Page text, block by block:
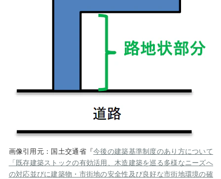
画像引用元：国土交通省『今後の建築基準制度のあり方について
「既存建築ストックの有効活用、木造建築を巡る多様なニーズへ
の対応並びに建築物・市街地の安全性及び良好な市街地環境の確